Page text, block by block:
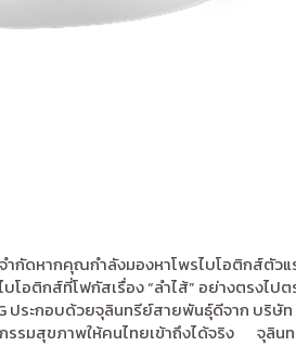
กัดหากคุณกำลังมองหาโพรไบโอติกส์ตัว
ติกส์ที่โฟกัสเรื่อง “ลำไส้” อย่างตรงไปตร
ะกอบด้วยจุลินทรีย์สายพันธุ์ดีจาก บริษัท
มสุขภาพให้คนไทยเข้าถึงได้จริง จุลินท